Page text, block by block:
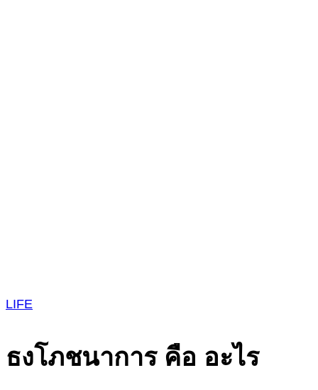
LIFE
ธงโภชนาการ คือ อะไร